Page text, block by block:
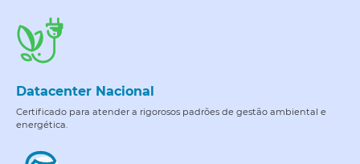
Datacenter Nacional
Certificado para atender a rigorosos padrões de gestão ambiental e
energética.